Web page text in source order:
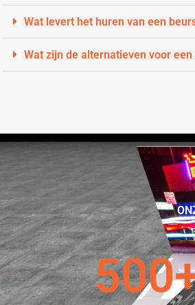
Wat levert het huren van een
Wat zijn de alternatieven voor
500